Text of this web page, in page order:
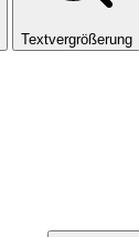
Textvergrößerung